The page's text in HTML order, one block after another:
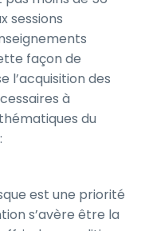
sessions
façon de
l’acquisition des
à
du
est une priorité
s’avère être la